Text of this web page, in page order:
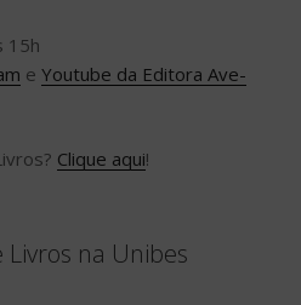
15h
e Youtube da Editora Ave-
Clique aqui!
Livros na Unibes